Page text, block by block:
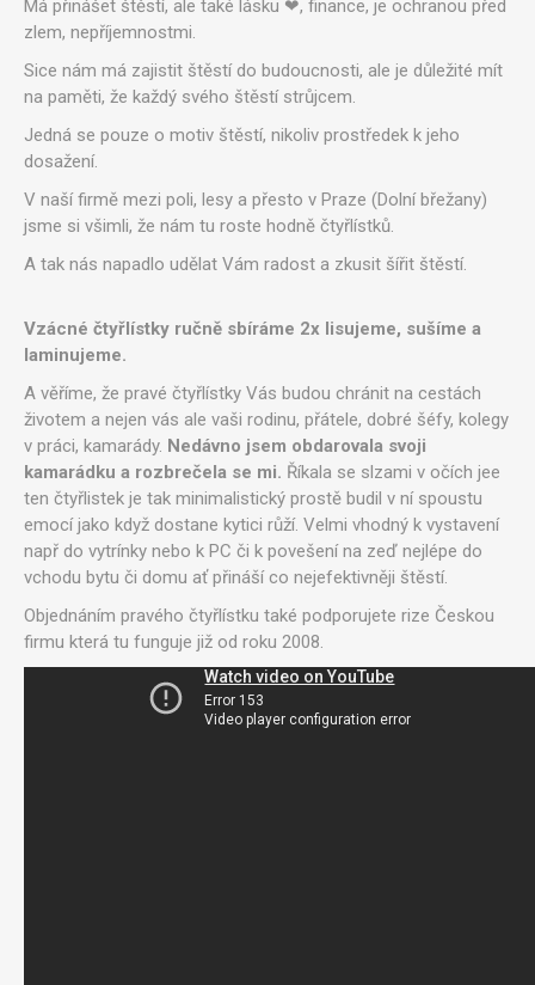
Má přinášet štěstí, ale také lásku ❤, finance, je ochranou před
zlem, nepříjemnostmi.
Sice nám má zajistit štěstí do budoucnosti, ale je důležité mít
na paměti, že každý svého štěstí strůjcem.
Jedná se pouze o motiv štěstí, nikoliv prostředek k jeho
dosažení.
V naší firmě mezi poli, lesy a přesto v Praze (Dolní břežany)
jsme si všimli, že nám tu roste hodně čtyřlístků.
A tak nás napadlo udělat Vám radost a zkusit šířit štěstí.
Vzácné čtyřlístky ručně sbíráme 2x lisujeme, sušíme a
laminujeme.
A věříme, že pravé čtyřlístky Vás budou chránit na cestách
životem a nejen vás ale vaši rodinu, přátele, dobré šéfy, kolegy
v práci, kamarády. Nedávno jsem obdarovala svoji
kamarádku a rozbrečela se mi. Říkala se slzami v očích jee
ten čtyřlistek je tak minimalistický prostě budil v ní spoustu
emocí jako když dostane kytici růží. Velmi vhodný k vystavení
např do vytrínky nebo k PC či k povešení na zeď nejlépe do
vchodu bytu či domu ať přináší co nejefektivněji štěstí.
Objednáním pravého čtyřlístku také podporujete rize Českou
firmu která tu funguje již od roku 2008.